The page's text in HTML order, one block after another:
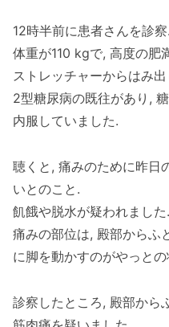
12時半前に患者さんを診察.
体重が110 kgで, 高度の肥
ストレッチャーからはみ
2型糖尿病の既往があり,
内服していました.
聴くと, 痛みのために昨日
いとのこと.
飢餓や脱水が疑われました.
痛みの部位は, 殿部からふ
に脚を動かすのがやっと
診察したところ, 殿部から